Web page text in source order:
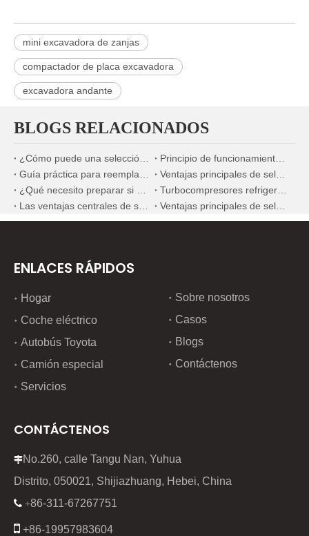
mini excavadora de zanjas
compactador de placa excavadora
excavadora andante
BLOGS RELACIONADOS
ENLACES RÁPIDOS
Hogar
Coche eléctrico
Autobús Toyota
Camión especial
Servicios
Sobre nosotros
Casos
Blogs
Contáctenos
CONTÁCTENOS
No.260, calle Tangu Nan, Yuhua
Distrito, 050021, Shijiazhuang, Hebei, China
 +86-311-67267751
 +86-19957983604